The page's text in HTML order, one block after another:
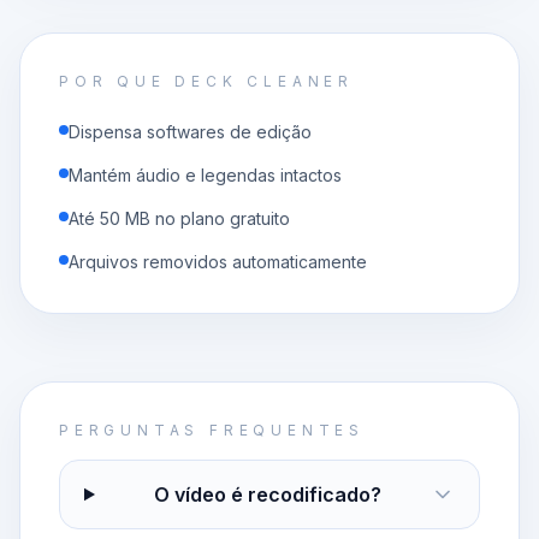
POR QUE DECK CLEANER
Dispensa softwares de edição
Mantém áudio e legendas intactos
Até 50 MB no plano gratuito
Arquivos removidos automaticamente
PERGUNTAS FREQUENTES
O vídeo é recodificado?